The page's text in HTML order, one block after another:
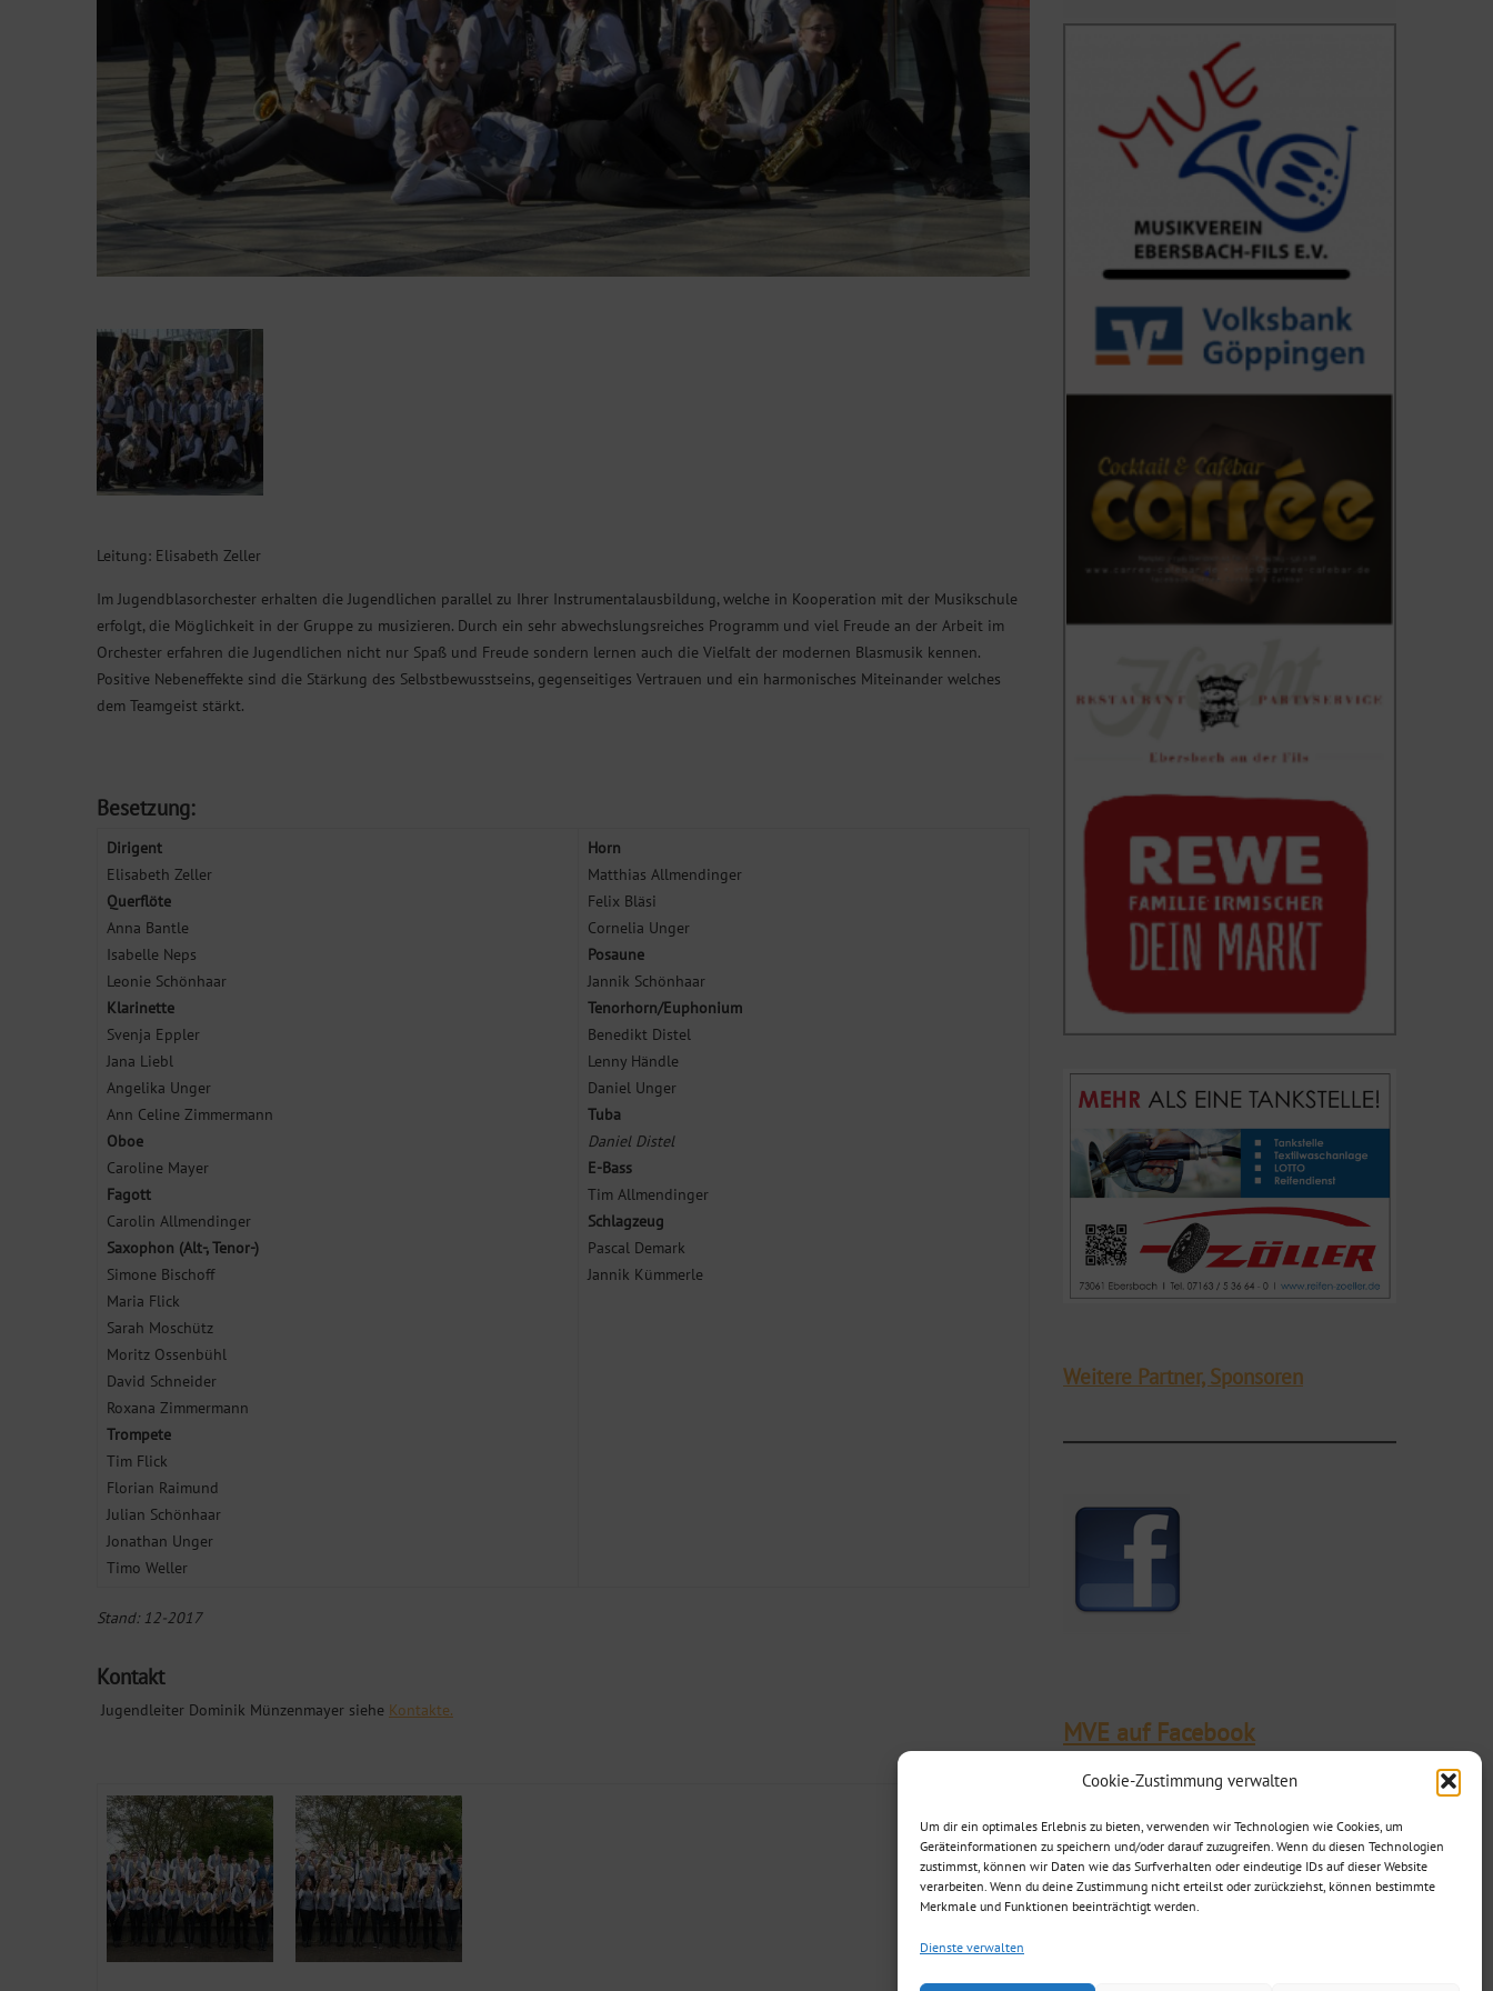
Cookie-Zustimmung verwalten
Um dir ein optimales Erlebnis zu bieten, verwenden wir Technologien wie Cookies, um
Geräteinformationen zu speichern und/oder darauf zuzugreifen. Wenn du diesen Technologien
zustimmst, können wir Daten wie das Surfverhalten oder eindeutige IDs auf dieser Website
verarbeiten. Wenn du deine Zustimmung nicht erteilst oder zurückziehst, können bestimmte
Merkmale und Funktionen beeinträchtigt werden.
Dienste verwalten
Leitung: Elisabeth Zeller
Im Jugendblasorchester erhalten die Jugendlichen parallel zu Ihrer Instrumentalausbildung, welche in Kooperation mit der Musikschule
erfolgt, die Möglichkeit in der Gruppe zu musizieren. Durch ein sehr abwechslungsreiches Programm und viel Freude an der Arbeit im
Orchester erfahren die Jugendlichen nicht nur Spaß und Freude sondern lernen auch die Vielfalt der modernen Blasmusik kennen.
Positive Nebeneffekte sind die Stärkung des Selbstbewusstseins, gegenseitiges Vertrauen und ein harmonisches Miteinander welches
dem Teamgeist stärkt.
Besetzung:
Dirigent
Elisabeth Zeller
Querflöte
Anna Bantle
Isabelle Neps
Leonie Schönhaar
Klarinette
Svenja Eppler
Jana Liebl
Angelika Unger
Ann Celine Zimmermann
Oboe
Caroline Mayer
Fagott
Carolin Allmendinger
Saxophon (Alt-, Tenor-)
Simone Bischoff
Maria Flick
Sarah Moschütz
Moritz Ossenbühl
David Schneider
Roxana Zimmermann
Trompete
Tim Flick
Florian Raimund
Julian Schönhaar
Jonathan Unger
Timo Weller
Horn
Matthias Allmendinger
Felix Bläsi
Cornelia Unger
Posaune
Jannik Schönhaar
Tenorhorn/Euphonium
Benedikt Distel
Lenny Händle
Daniel Unger
Tuba
Daniel Distel
E-Bass
Tim Allmendinger
Schlagzeug
Pascal Demark
Jannik Kümmerle
Stand: 12-2017
Kontakt
Jugendleiter Dominik Münzenmayer siehe Kontakte.
Weitere Partner, Sponsoren
MVE auf Facebook